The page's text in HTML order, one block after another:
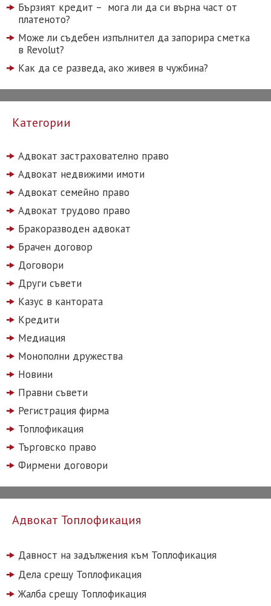
Бързият кредит – мога ли да си върна част от
платеното?
Може ли съдебен изпълнител да запорира сметка
в Revolut?
Как да се разведа, ако живея в чужбина?
Категории
Адвокат застрахователно право
Адвокат недвижими имоти
Адвокат семейно право
Адвокат трудово право
Бракоразводен адвокат
Брачен договор
Договори
Други съвети
Казус в кантората
Кредити
Медиация
Монополни дружества
Новини
Правни съвети
Регистрация фирма
Топлофикация
Търговско право
Фирмени договори
Адвокат Топлофикация
Давност на задължения към Топлофикация
Дела срещу Топлофикация
Жалба срещу Топлофикация